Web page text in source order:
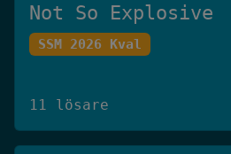
Not So Explosive
SSM 2026 Kval
11 lösare